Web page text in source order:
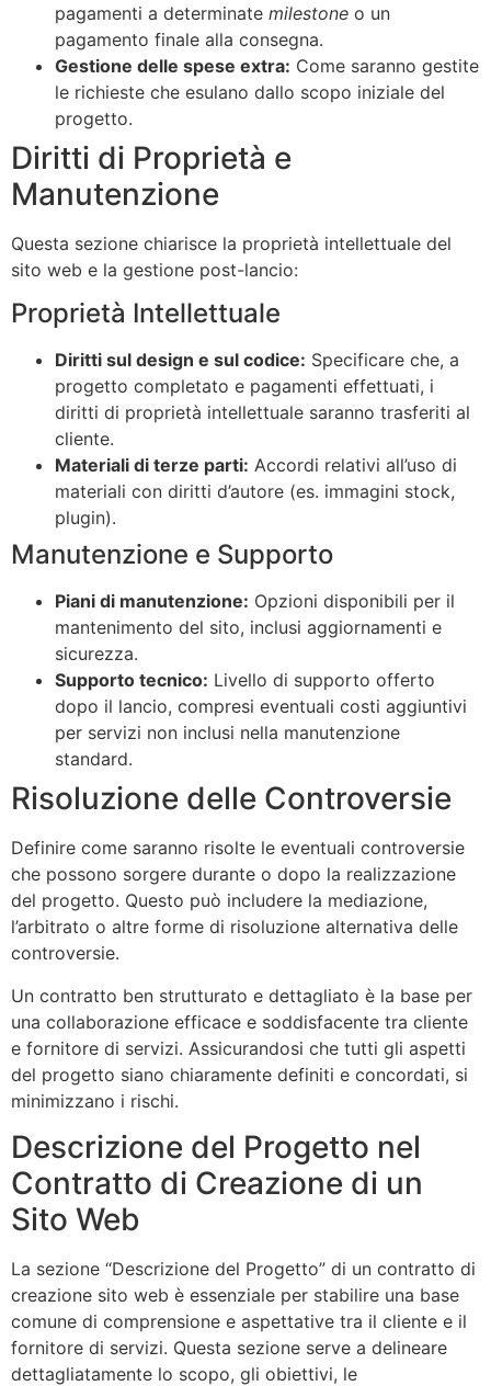
pagamenti a determinate milestone o un
pagamento finale alla consegna.
Gestione delle spese extra: Come saranno gestite
le richieste che esulano dallo scopo iniziale del
progetto.
Diritti di Proprietà e
Manutenzione
Questa sezione chiarisce la proprietà intellettuale del
sito web e la gestione post-lancio:
Proprietà Intellettuale
Diritti sul design e sul codice: Specificare che, a
progetto completato e pagamenti effettuati, i
diritti di proprietà intellettuale saranno trasferiti al
cliente.
Materiali di terze parti: Accordi relativi all’uso di
materiali con diritti d’autore (es. immagini stock,
plugin).
Manutenzione e Supporto
Piani di manutenzione: Opzioni disponibili per il
mantenimento del sito, inclusi aggiornamenti e
sicurezza.
Supporto tecnico: Livello di supporto offerto
dopo il lancio, compresi eventuali costi aggiuntivi
per servizi non inclusi nella manutenzione
standard.
Risoluzione delle Controversie
Definire come saranno risolte le eventuali controversie
che possono sorgere durante o dopo la realizzazione
del progetto. Questo può includere la mediazione,
l’arbitrato o altre forme di risoluzione alternativa delle
controversie.
Un contratto ben strutturato e dettagliato è la base per
una collaborazione efficace e soddisfacente tra cliente
e fornitore di servizi. Assicurandosi che tutti gli aspetti
del progetto siano chiaramente definiti e concordati, si
minimizzano i rischi.
Descrizione del Progetto nel
Contratto di Creazione di un
Sito Web
La sezione “Descrizione del Progetto” di un contratto di
creazione sito web è essenziale per stabilire una base
comune di comprensione e aspettative tra il cliente e il
fornitore di servizi. Questa sezione serve a delineare
dettagliatamente lo scopo, gli obiettivi, le